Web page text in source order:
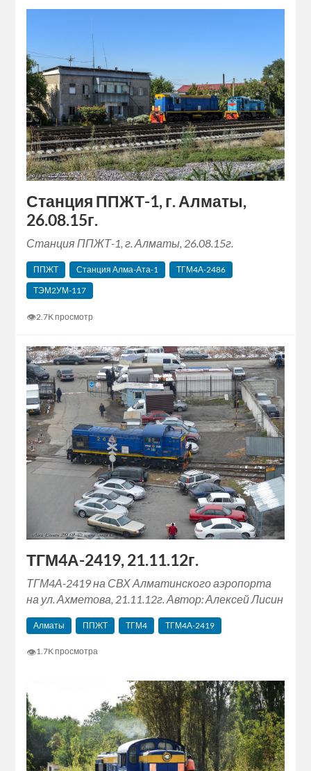
Станция ППЖТ-1, г. Алматы,
26.08.15г.
Станция ППЖТ-1, г. Алматы, 26.08.15г.
ППЖТ Станция Алма-Ата-1
ТГМ4А-2486
ТЭМ2УМ-117
👁2.7K просмотр
ТГМ4А-2419, 21.11.12г.
ТГМ4А-2419 на СВХ Алматинского аэропорта
на ул. Ахметова, 21.11.12г. Автор: Алексей Лисин
Алматы ППЖТ ТГМ4 ТГМ4А-2419
👁1.7K просмотра